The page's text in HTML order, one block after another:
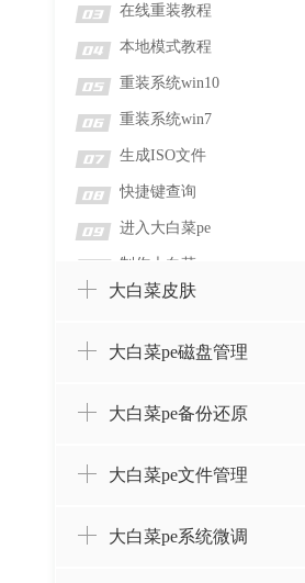
03 在线重装教程
04 本地模式教程
05 重装系统win10
06 重装系统win7
07 生成ISO文件
08 快捷键查询
09 进入大白菜pe
制作大白菜
大白菜皮肤
大白菜pe磁盘管理
大白菜pe备份还原
大白菜pe文件管理
大白菜pe系统微调